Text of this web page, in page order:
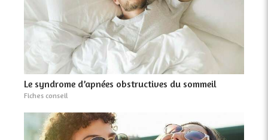
Le syndrome d’apnées obstructives du sommeil
Fiches conseil